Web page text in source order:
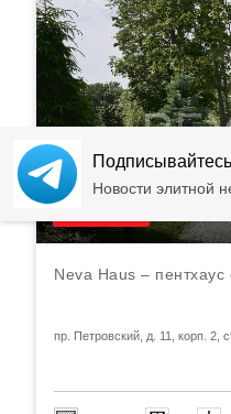
Neva Haus –
пр. Петровский, д. 11, корп. 2,
Новости элитной